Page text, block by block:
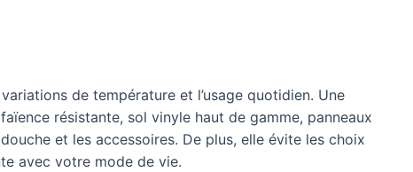
de température et l’usage quotidien. Une
résistante, sol vinyle haut de gamme, panneaux
et les accessoires. De plus, elle évite les choix
avec votre mode de vie.